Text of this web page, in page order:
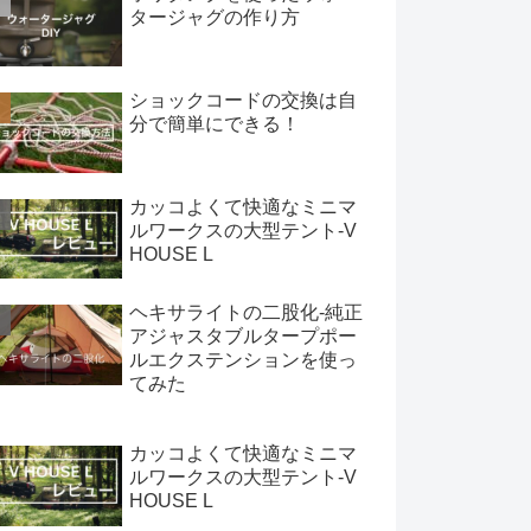
タージャグの作り方
ショックコードの交換は自
分で簡単にできる！
カッコよくて快適なミニマ
ルワークスの大型テント-V
HOUSE L
ヘキサライトの二股化-純正
アジャスタブルタープポー
ルエクステンションを使っ
てみた
カッコよくて快適なミニマ
ルワークスの大型テント-V
HOUSE L